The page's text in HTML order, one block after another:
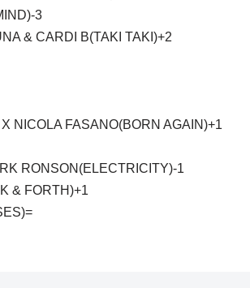
3
& CARDI B(TAKI TAKI)+2
NICOLA FASANO(BORN AGAIN)+1
RONSON(ELECTRICITY)-1
& FORTH)+1